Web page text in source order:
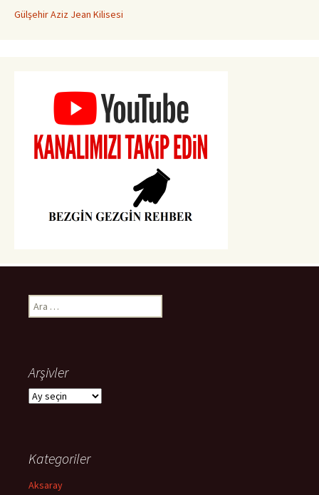
Gülşehir Aziz Jean Kilisesi
Arama:
Arşivler
Arşivler
Kategoriler
Aksaray